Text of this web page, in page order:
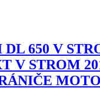
DL 650 V
V STROM